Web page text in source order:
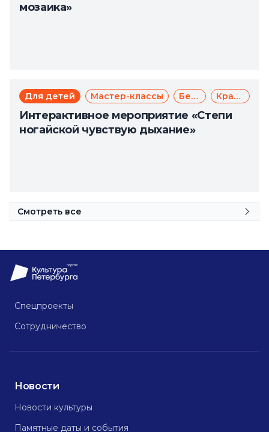
мозаика»
Для детей Мастер-классы Бесплатно Краеведение
Интерактивное мероприятие «Степи
ногайской чувствую дыхание»
Смотреть все
Спецпроекты
Сотрудничество
Новости
Новости культуры
Памятные даты и события